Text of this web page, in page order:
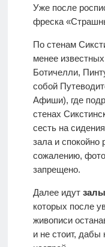
Уже после
фреска
По стенам
менее
Ботичелли,
собой
Афиши), где
стенах
сесть на
зала и спокойно
сожалению,
запрещено.
Далее идут
которых после
живописи
и не стоит, дабы